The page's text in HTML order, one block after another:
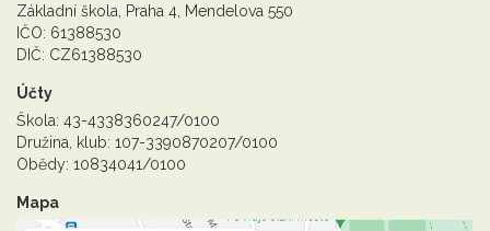
Základní škola, Praha 4, Mendelova 550
IČO: 61388530
DIČ: CZ61388530
Účty
Škola: 43-4338360247/0100
Družina, klub: 107-3390870207/0100
Obědy: 10834041/0100
Mapa